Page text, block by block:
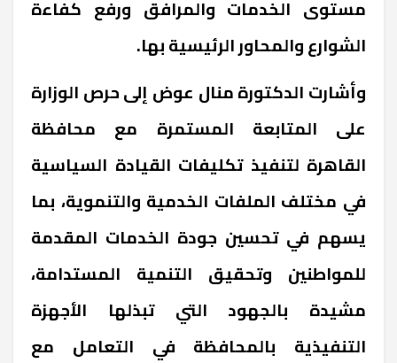
مستوى الخدمات والمرافق ورفع كفاءة
الشوارع والمحاور الرئيسية بها.
وأشارت الدكتورة منال عوض إلى حرص الوزارة
على المتابعة المستمرة مع محافظة
القاهرة لتنفيذ تكليفات القيادة السياسية
في مختلف الملفات الخدمية والتنموية، بما
يسهم في تحسين جودة الخدمات المقدمة
للمواطنين وتحقيق التنمية المستدامة،
مشيدة بالجهود التي تبذلها الأجهزة
التنفيذية بالمحافظة في التعامل مع